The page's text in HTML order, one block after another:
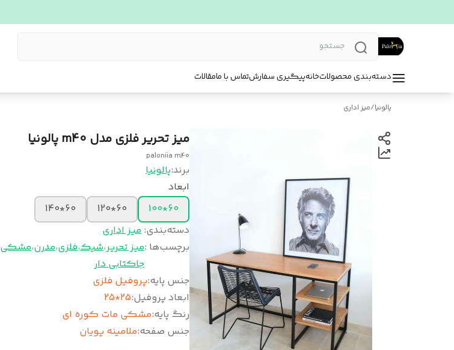
دسته‌بندی محصولاتخانهپیگیری سفارشتماس با مامقالات
پالونیا/میز اداری
میز تحریر فلزی مدل m40 پالونیا
paloniia m40
برند:پالونیا
ابعاد
60*100
60*120
60*140
دسته‌بندی: میز اداری
برچسب‌ها :میز تحریر،شیک،فلزی،مدرن،مشکی
جاکتابی دار
جنس پایه:پروفیل فلزی
ابعاد پروفیل:
25*25
رنگ پایه:مشکی مات کوره ای
جنس صفحه:ملامینه پویان